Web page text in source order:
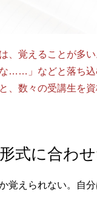
、覚えることが多
……」などと落ち込
、数々の受講生を
式に合わ
覚えられない。自